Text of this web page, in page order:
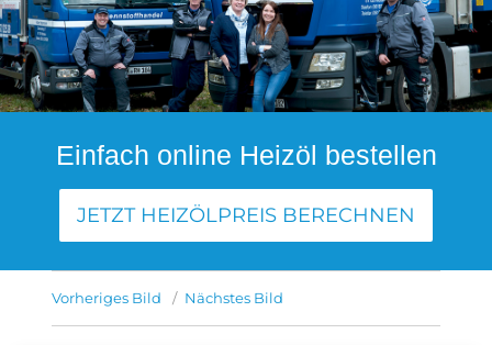
Einfach online Heizöl bestellen
JETZT HEIZÖLPREIS BERECHNEN
Vorheriges Bild Nächstes Bild